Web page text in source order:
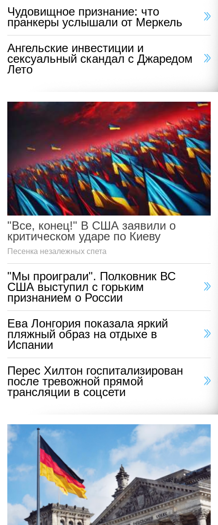
Чудовищное признание: что
пранкеры услышали от Меркель
Ангельские инвестиции и
сексуальный скандал с Джаредом
Лето
"Все, конец!" В США заявили о
критическом ударе по Киеву
Песенка незалежных спета
"Мы проиграли". Полковник ВС
США выступил с горьким
признанием о России
Ева Лонгория показала яркий
пляжный образ на отдыхе в
Испании
Перес Хилтон госпитализирован
после тревожной прямой
трансляции в соцсети